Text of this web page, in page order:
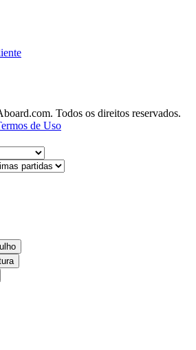
Todos os direitos reservados.
de Uso